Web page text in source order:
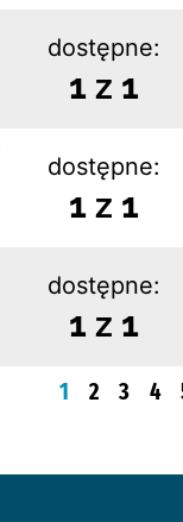
dostępne:
1 z 1
dostępne:
1 z 1
dostępne:
1 z 1
1 2 3 4